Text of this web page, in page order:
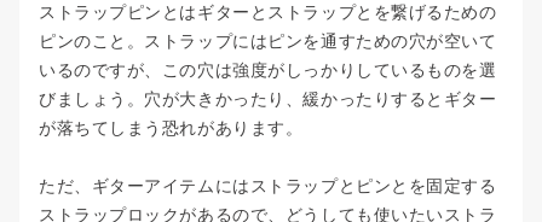
ストラップピンとはギターとストラップとを繋げるための
ピンのこと。ストラップにはピンを通すための穴が空いて
いるのですが、この穴は強度がしっかりしているものを選
びましょう。穴が大きかったり、緩かったりするとギター
が落ちてしまう恐れがあります。
ただ、ギターアイテムにはストラップとピンとを固定する
ストラップロックがあるので、どうしても使いたいストラ